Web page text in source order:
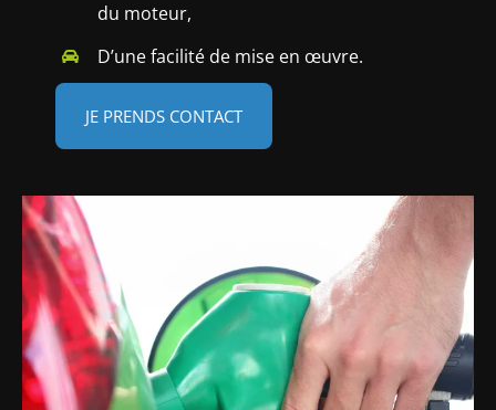
du moteur,
D’une facilité de mise en œuvre.
JE PRENDS CONTACT